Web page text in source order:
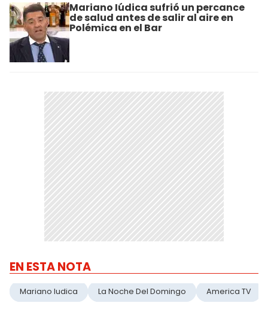
Mariano Iúdica sufrió un percance
de salud antes de salir al aire en
Polémica en el Bar
EN ESTA NOTA
Mariano Iudica La Noche Del Domingo America TV